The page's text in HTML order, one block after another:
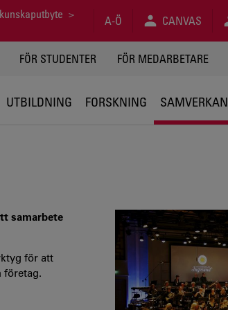
>
A-Ö CANVAS
TOPPMENY
FÖR STUDENTER FÖR MEDARBETARE
UTBILDNING FORSKNING SAMVERKAN
samarbete
för att
företag.